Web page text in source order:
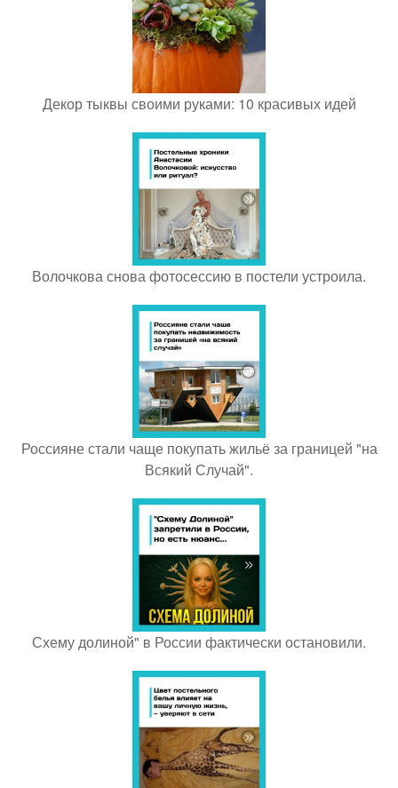
Декор тыквы своими руками: 10 красивых идей
Волочкова снова фотосессию в постели устроила.
Россияне стали чаще покупать жильё за границей "на
Всякий Случай".
Схему долиной" в России фактически остановили.